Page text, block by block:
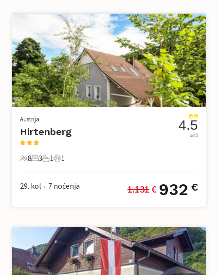
Austrija
Hirtenberg
8 Gosti
8
3 Spavaće sobe
3
1 Kupaonica
1
1 Kućni ljubimac
1
4.5
od 5
29. kol • 7 noćenja 1.131 € 932 €